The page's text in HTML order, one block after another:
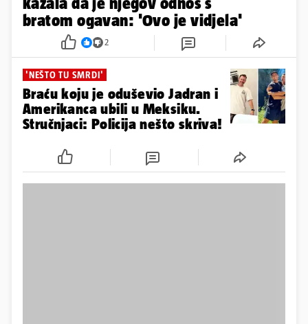
bratom ogavan: 'Ovo je vidjela'
2
'NEŠTO TU SMRDI'
Braću koju je oduševio Jadran i
Amerikanca ubili u Meksiku.
Stručnjaci: Policija nešto skriva!